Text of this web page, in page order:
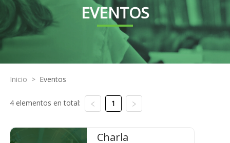
EVENTOS
Inicio > Eventos
4 elementos en total: 1
Charla